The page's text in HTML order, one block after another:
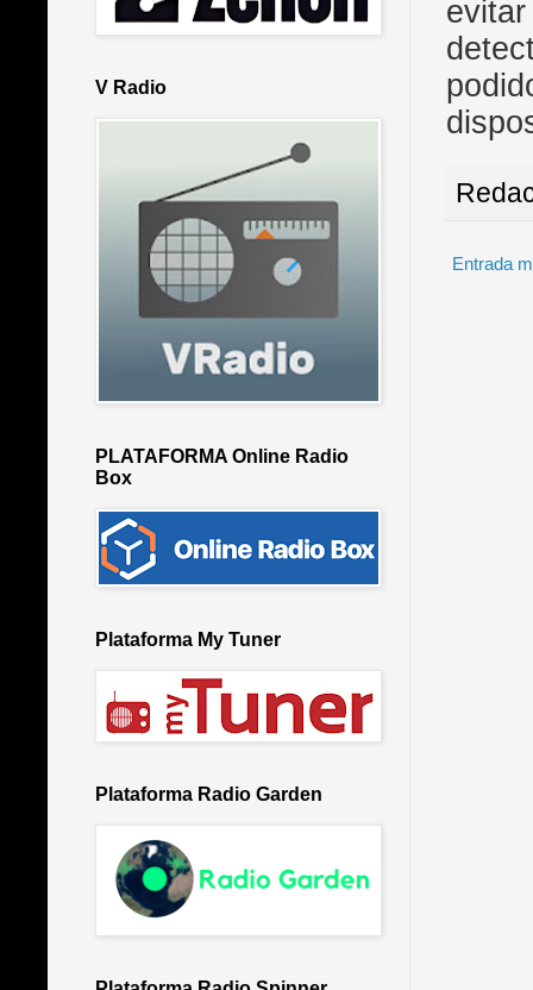
Entrada
V Radio
PLATAFORMA Online Radio
Box
Plataforma My Tuner
Plataforma Radio Garden